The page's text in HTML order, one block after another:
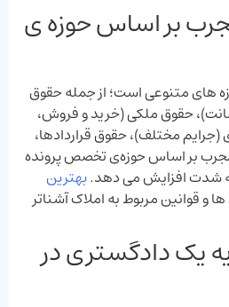
بر اساس حوزه‌ ی
متنوعی است؛ از جمله حقوق
حقوق ملکی (خرید و فروش،
(جرایم مختلف)، حقوق قراردادها،
بر اساس حوزه‌ی تخصص پرونده
شدت افزایش می ‌دهد.بهترین
و قوانین مربوط به املاک آشناتر
یک دادگستری در